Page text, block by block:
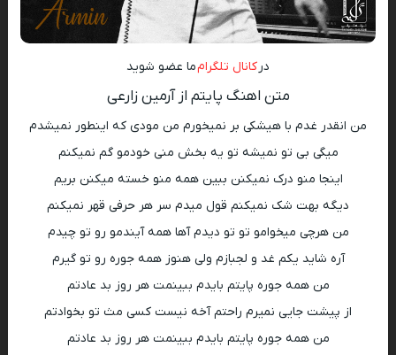
در کانال تلگرامما عضو شوید
متن اهنگ پایتم از آرمین زارعی
من انقدر غدم با هیشکی بر نمیخورم من مودی که اینطور نمیشدم
میگی بی تو نمیشه تو یه بخش منی خودمو گم نمیکنم
اینجا منو درک نمیکنن ببین همه منو خسته میکنن بریم
دیگه بهت شک نمیکنم قول میدم سر هر حرفی قهر نمیکنم
من هرچی میخوامو تو تو دیدم آها همه آیندمو رو تو چیدم
آره شاید یکم غد و لجبازم ولی هنوز همه جوره رو تو گیرم
من همه جوره پایتم بایدم ببینمت هر روز بد عادتم
از پیشت جایی نمیرم راحتم آخه نیست کسی مث تو بخوادتم
من همه جوره پایتم بایدم ببینمت هر روز بد عادتم